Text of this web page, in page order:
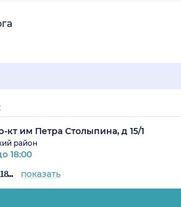
кт им Петра Столыпина, д 15/1
район
18:00
+7 (986) 330-18-97 показать